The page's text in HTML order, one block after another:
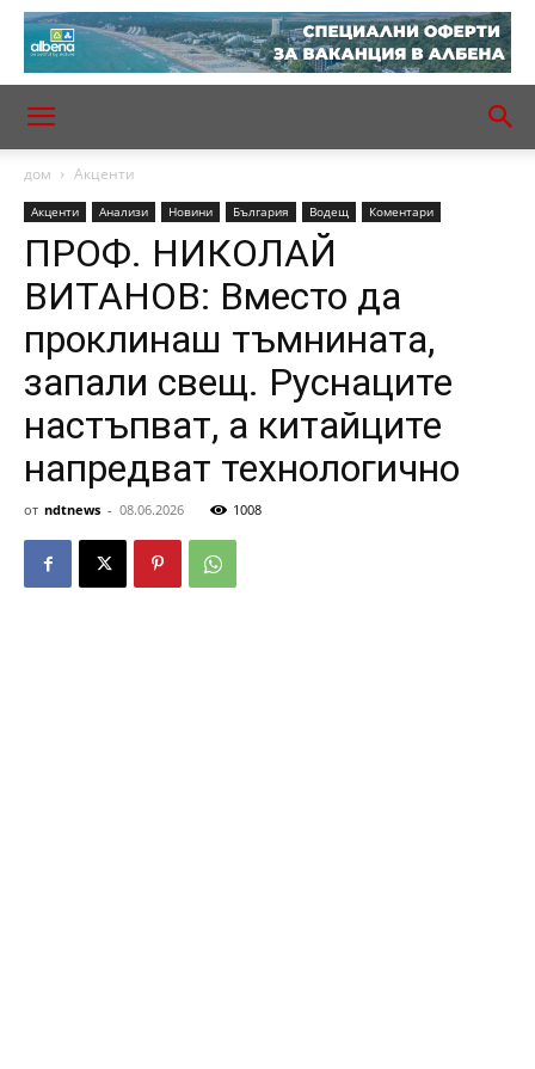
дом Акценти
Акценти Анализи Новини България Водещ Коментари
ПРОФ. НИКОЛАЙ
ВИТАНОВ: Вместо да
проклинаш тъмнината,
запали свещ. Руснаците
настъпват, а китайците
напредват технологично
от ndtnews - 08.06.2026 1008